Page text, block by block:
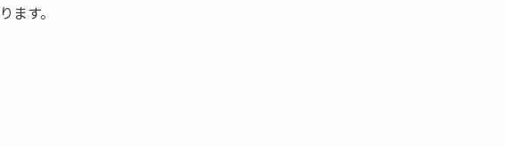
ます。